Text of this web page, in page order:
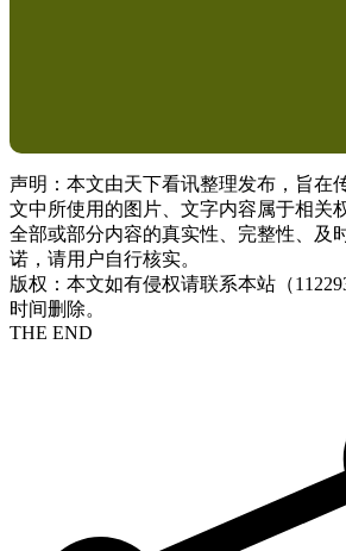
声明：本文由天下看讯整理发布，旨在
文中所使用的图片、文字内容属于相关
全部或部分内容的真实性、完整性、及
诺，请用户自行核实。
版权：本文如有侵权请联系本站（
时间删除。
THE END